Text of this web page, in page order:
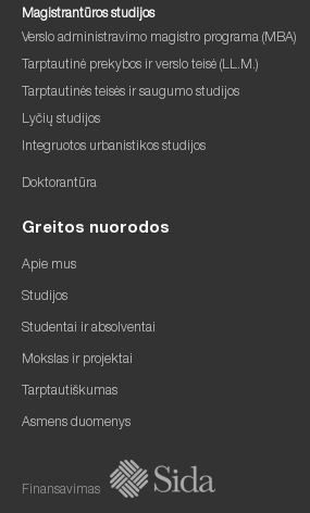
Magistrantūros studijos
Verslo administravimo magistro programa (MBA)
Tarptautinė prekybos ir verslo teisė (LL.M.)
Tarptautinės teisės ir saugumo studijos
Lyčių studijos
Integruotos urbanistikos studijos
Doktorantūra
Greitos nuorodos
Apie mus
Studijos
Studentai ir absolventai
Mokslas ir projektai
Tarptautiškumas
Asmens duomenys
Finansavimas